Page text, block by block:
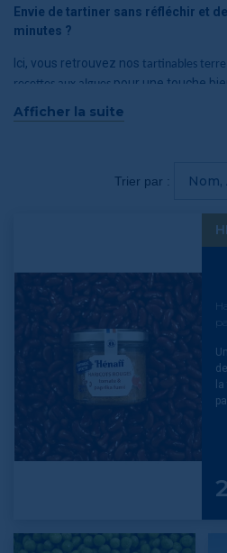
Envie de tartiner sans réfléchir et
minutes ?
Ici, vous retrouvez nos tartinables
recettes aux algues pour une touche
Afficher la suite
Trier par : Nom,